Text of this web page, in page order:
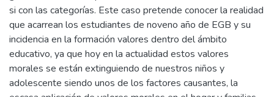
si con las categorías. Este caso pretende conocer la realidad
que acarrean los estudiantes de noveno año de EGB y su
incidencia en la formación valores dentro del ámbito
educativo, ya que hoy en la actualidad estos valores
morales se están extinguiendo de nuestros niños y
adolescente siendo unos de los factores causantes, la